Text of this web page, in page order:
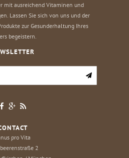
mit ausreichend Vitaminen und
Lassen Sie sich von uns und der
zur Gesunderhaltung Ihres
begeistern.
pro Vita
2